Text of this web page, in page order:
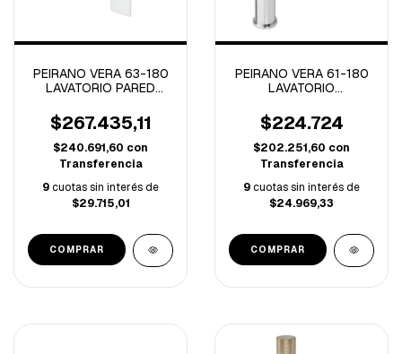
PEIRANO VERA 63-180
LAVATORIO PARED
CROMO (B)
$267.435,11
$240.691,60 con
Transferencia
9cuotas sin interés de
$29.715,01
PEIRANO VERA 61-180
LAVATORIO
VERA CROMO (B)
$224.724
$202.251,60 con
Transferencia
9cuotas sin interés de
$24.969,33